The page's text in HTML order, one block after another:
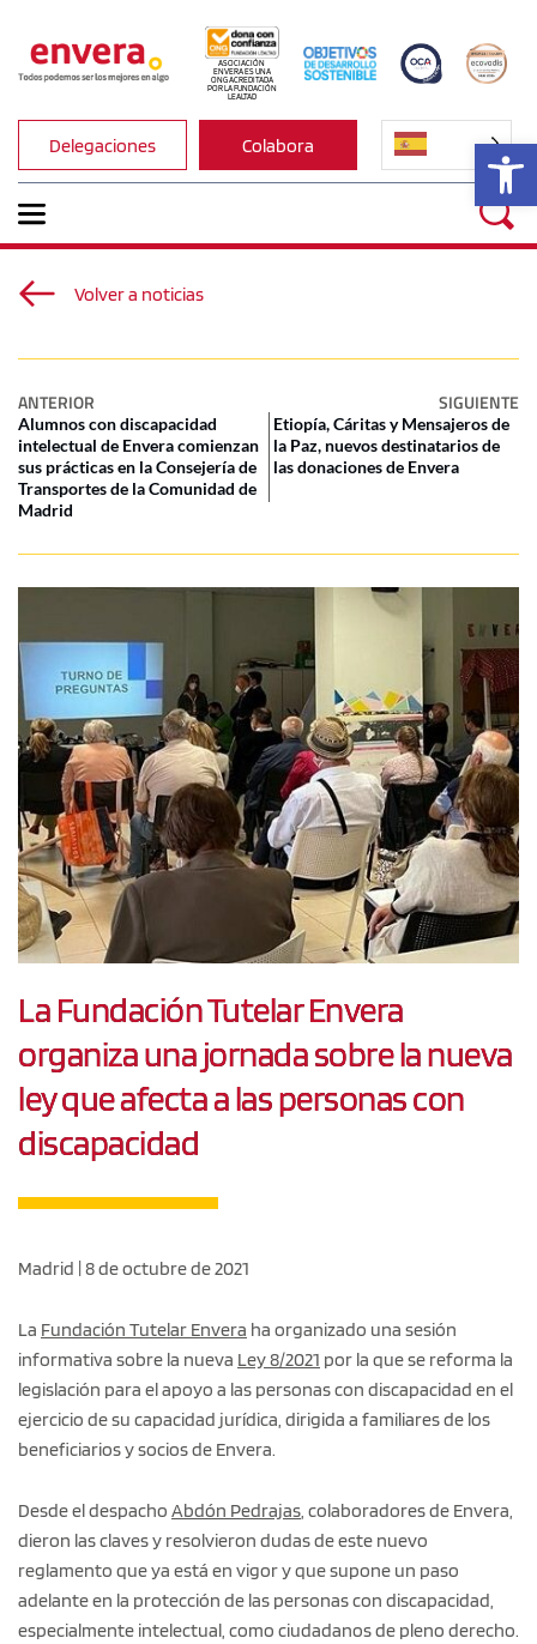
ASOCIACIÓN
ENVERA ES UNA
ONG ACREDITADA
POR LA FUNDACIÓN
LEALTAD
Delegaciones Colabora
Volver a noticias
ANTERIOR SIGUIENTE
Alumnos con discapacidad
intelectual de Envera comienzan
sus prácticas en la Consejería de
Transportes de la Comunidad de
Madrid
Etiopía, Cáritas y Mensajeros de
la Paz, nuevos destinatarios de
las donaciones de Envera
La Fundación Tutelar Envera
organiza una jornada sobre la nueva
ley que afecta a las personas con
discapacidad
Madrid | 8 de octubre de 2021
La Fundación Tutelar Envera ha organizado una sesión
informativa sobre la nueva Ley 8/2021 por la que se reforma la
legislación para el apoyo a las personas con discapacidad en el
ejercicio de su capacidad jurídica, dirigida a familiares de los
beneficiarios y socios de Envera.
Desde el despacho Abdón Pedrajas , colaboradores de Envera,
dieron las claves y resolvieron dudas de este nuevo
reglamento que ya está en vigor y que supone un paso
adelante en la protección de las personas con discapacidad,
especialmente intelectual, como ciudadanos de pleno derecho.